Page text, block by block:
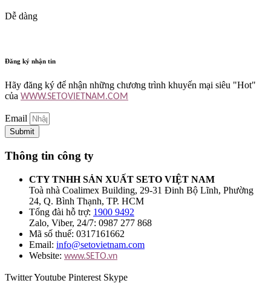
Dễ dàng
Đăng ký nhận tin
Hãy đăng ký để nhận những chương trình khuyến mại siêu "Hot"
của WWW.SETOVIETNAM.COM
Email
Submit
Thông tin công ty
CTY TNHH SẢN XUẤT SETO VIỆT NAM
Toà nhà Coalimex Building, 29-31 Đinh Bộ Lĩnh, Phường
24, Q. Bình Thạnh, TP. HCM
Tổng đài hỗ trợ: 1900 9492
Zalo, Viber, 24/7: 0987 277 868
Mã số thuế: 0317161662
Email: info@setovietnam.com
Website: www.SETO.vn
TwitterYoutube Pinterest Skype